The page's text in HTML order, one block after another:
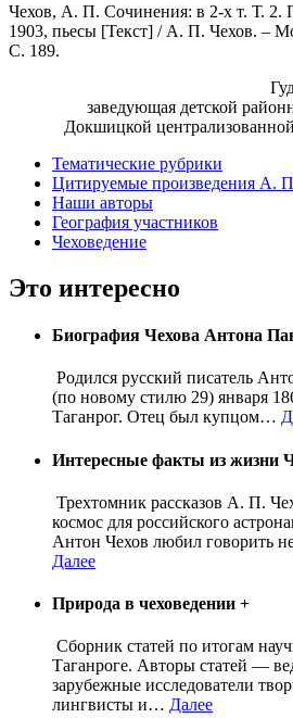
Чехов, А. П. Сочинения: в 2-х т. Т. 2.
1903, пьесы [Текст] / А. П. Чехов. –
С. 189.
заведующая детской
Докшицкой
Тематические рубрики
Цитируемые произведения А.
Наши авторы
География участников
Чеховедение
Это интересно
Биография Чехова Антона
Родился русский писатель
(по новому стилю 29) января
Таганрог. Отец был купцом…
Интересные факты из жизни
Трехтомник рассказов А. П.
космос для российского
Антон Чехов любил говорить
Далее
Природа в чеховедении +
Сборник статей по итогам
Таганроге. Авторы статей —
зарубежные исследователи
лингвисты и… Далее